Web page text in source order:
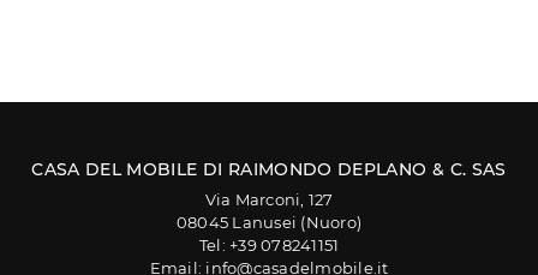
CASA DEL MOBILE DI RAIMONDO DEPLANO & C. SAS
Via Marconi, 127
08045 Lanusei (Nuoro)
Tel: +39 078241151
Email: info@casadelmobile.it